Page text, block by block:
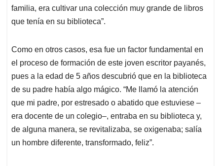
familia, era cultivar una colección muy grande de libros
que tenía en su biblioteca”.
Como en otros casos, esa fue un factor fundamental en
el proceso de formación de este joven escritor payanés,
pues a la edad de 5 años descubrió que en la biblioteca
de su padre había algo mágico. “Me llamó la atención
que mi padre, por estresado o abatido que estuviese –
era docente de un colegio–, entraba en su biblioteca y,
de alguna manera, se revitalizaba, se oxigenaba; salía
un hombre diferente, transformado, feliz”.